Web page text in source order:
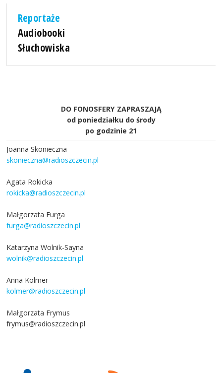
Reportaże
Audiobooki
Słuchowiska
DO FONOSFERY ZAPRASZAJĄ
od poniedziałku do środy
po godzinie 21
Joanna Skonieczna
skonieczna@radioszczecin.pl
Agata Rokicka
rokicka@radioszczecin.pl
Małgorzata Furga
furga@radioszczecin.pl
Katarzyna Wolnik-Sayna
wolnik@radioszczecin.pl
Anna Kolmer
kolmer@radioszczecin.pl
Małgorzata Frymus
frymus@radioszczecin.pl